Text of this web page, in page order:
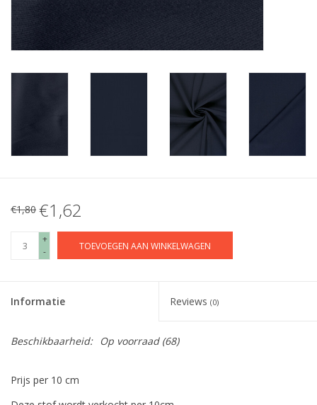
€1,80 €1,62
+
-
TOEVOEGEN AAN WINKELWAGEN
Informatie Reviews (0)
Beschikbaarheid: Op voorraad(68)
Prijs per 10 cm